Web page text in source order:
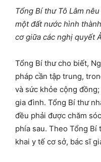
Tổng Bí thư Tô Lâm
một đất nước hình
cơ giữa các nghị quyết
Tổng Bí thư cho biết,
pháp cần tập trung,
và sức khỏe cộng
gia đình. Tổng Bí thư
đều phải được chăm
phía sau. Theo Tổng
khai y tế cơ sở, bác sĩ